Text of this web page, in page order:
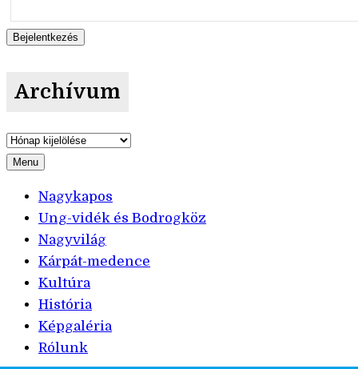
Archívum
Archívum
Menu
Nagykapos
Ung-vidék és Bodrogköz
Nagyvilág
Kárpát-medence
Kultúra
História
Képgaléria
Rólunk